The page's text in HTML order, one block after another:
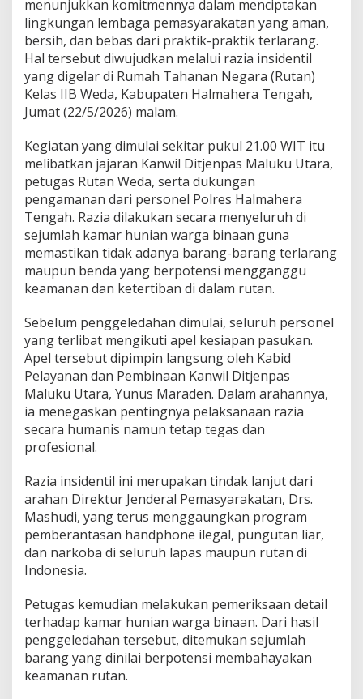
u
t
a
W
e
d
a
e
j
u
m
l
a
h
B
a
r
g
B
e
r
a
h
a
i
a
m
a
n
k
menunjukkan komitmennya dalam menciptakan
lingkungan lembaga pemasyarakatan yang aman,
bersih, dan bebas dari praktik-praktik terlarang.
Hal tersebut diwujudkan melalui razia insidentil
yang digelar di Rumah Tahanan Negara (Rutan)
Kelas IIB Weda, Kabupaten Halmahera Tengah,
Jumat (22/5/2026) malam.
Kegiatan yang dimulai sekitar pukul 21.00 WIT itu
melibatkan jajaran Kanwil Ditjenpas Maluku Utara,
petugas Rutan Weda, serta dukungan
pengamanan dari personel Polres Halmahera
Tengah. Razia dilakukan secara menyeluruh di
sejumlah kamar hunian warga binaan guna
memastikan tidak adanya barang-barang terlarang
maupun benda yang berpotensi mengganggu
keamanan dan ketertiban di dalam rutan.
Sebelum penggeledahan dimulai, seluruh personel
yang terlibat mengikuti apel kesiapan pasukan.
Apel tersebut dipimpin langsung oleh Kabid
Pelayanan dan Pembinaan Kanwil Ditjenpas
Maluku Utara, Yunus Maraden. Dalam arahannya,
ia menegaskan pentingnya pelaksanaan razia
secara humanis namun tetap tegas dan
profesional.
Razia insidentil ini merupakan tindak lanjut dari
arahan Direktur Jenderal Pemasyarakatan, Drs.
Mashudi, yang terus menggaungkan program
pemberantasan handphone ilegal, pungutan liar,
dan narkoba di seluruh lapas maupun rutan di
Indonesia.
Petugas kemudian melakukan pemeriksaan detail
terhadap kamar hunian warga binaan. Dari hasil
penggeledahan tersebut, ditemukan sejumlah
barang yang dinilai berpotensi membahayakan
keamanan rutan.